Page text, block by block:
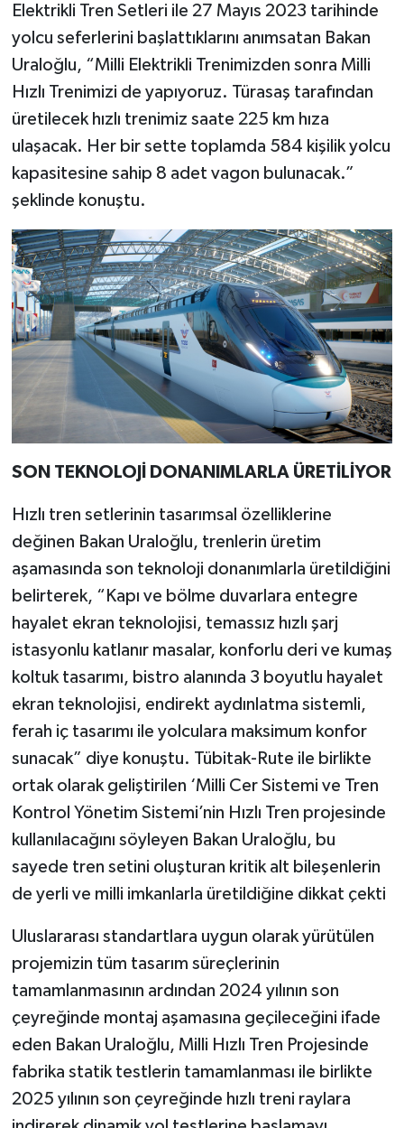
Elektrikli Tren Setleri ile 27 Mayıs 2023 tarihinde
yolcu seferlerini başlattıklarını anımsatan Bakan
Uraloğlu, “Milli Elektrikli Trenimizden sonra Milli
Hızlı Trenimizi de yapıyoruz. Türasaş tarafından
üretilecek hızlı trenimiz saate 225 km hıza
ulaşacak. Her bir sette toplamda 584 kişilik yolcu
kapasitesine sahip 8 adet vagon bulunacak.”
şeklinde konuştu.
SON TEKNOLOJİ DONANIMLARLA ÜRETİLİYOR
Hızlı tren setlerinin tasarımsal özelliklerine
değinen Bakan Uraloğlu, trenlerin üretim
aşamasında son teknoloji donanımlarla üretildiğini
belirterek, “Kapı ve bölme duvarlara entegre
hayalet ekran teknolojisi, temassız hızlı şarj
istasyonlu katlanır masalar, konforlu deri ve kumaş
koltuk tasarımı, bistro alanında 3 boyutlu hayalet
ekran teknolojisi, endirekt aydınlatma sistemli,
ferah iç tasarımı ile yolculara maksimum konfor
sunacak” diye konuştu. Tübitak-Rute ile birlikte
ortak olarak geliştirilen ‘Milli Cer Sistemi ve Tren
Kontrol Yönetim Sistemi’nin Hızlı Tren projesinde
kullanılacağını söyleyen Bakan Uraloğlu, bu
sayede tren setini oluşturan kritik alt bileşenlerin
de yerli ve milli imkanlarla üretildiğine dikkat çekti
Uluslararası standartlara uygun olarak yürütülen
projemizin tüm tasarım süreçlerinin
tamamlanmasının ardından 2024 yılının son
çeyreğinde montaj aşamasına geçileceğini ifade
eden Bakan Uraloğlu, Milli Hızlı Tren Projesinde
fabrika statik testlerin tamamlanması ile birlikte
2025 yılının son çeyreğinde hızlı treni raylara